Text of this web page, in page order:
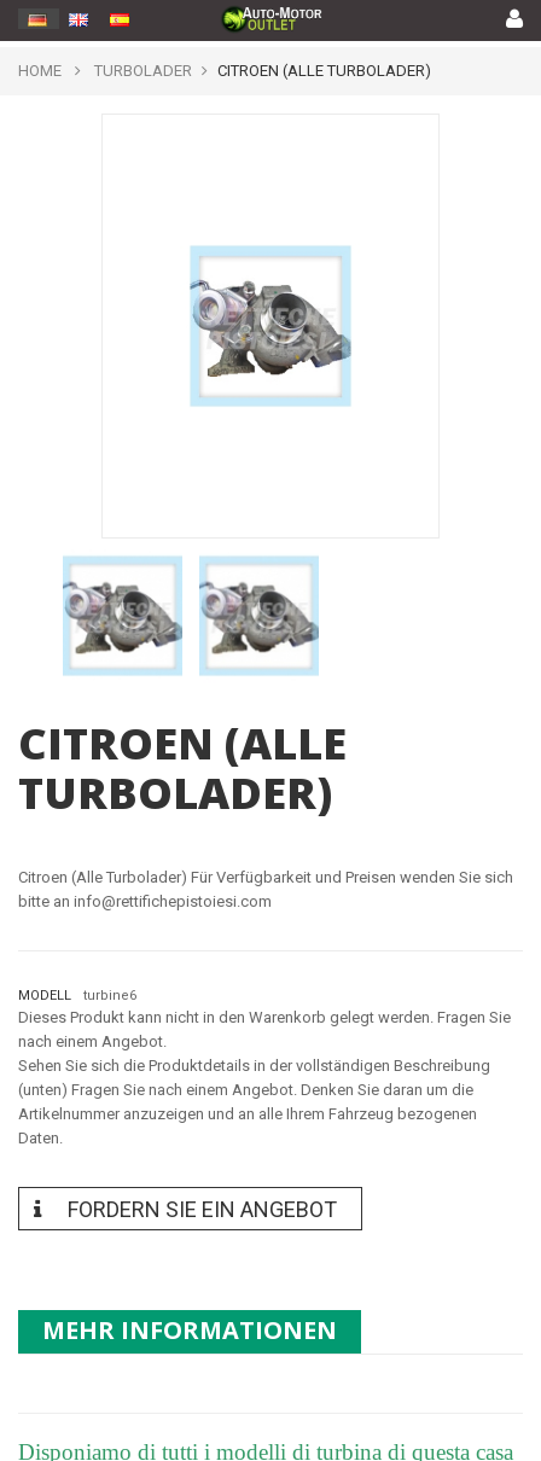
HOME TURBOLADER CITROEN (ALLE TURBOLADER)
CITROEN (ALLE
TURBOLADER)
Citroen (Alle Turbolader) Für Verfügbarkeit und Preisen wenden Sie sich
bitte an info@rettifichepistoiesi.com
MODELL turbine6
Dieses Produkt kann nicht in den Warenkorb gelegt werden. Fragen Sie
nach einem Angebot.
Sehen Sie sich die Produktdetails in der vollständigen Beschreibung
(unten) Fragen Sie nach einem Angebot. Denken Sie daran um die
Artikelnummer anzuzeigen und an alle Ihrem Fahrzeug bezogenen
Daten.
FORDERN SIE EIN ANGEBOT
MEHR INFORMATIONEN
Disponiamo di tutti i modelli di turbina di questa casa